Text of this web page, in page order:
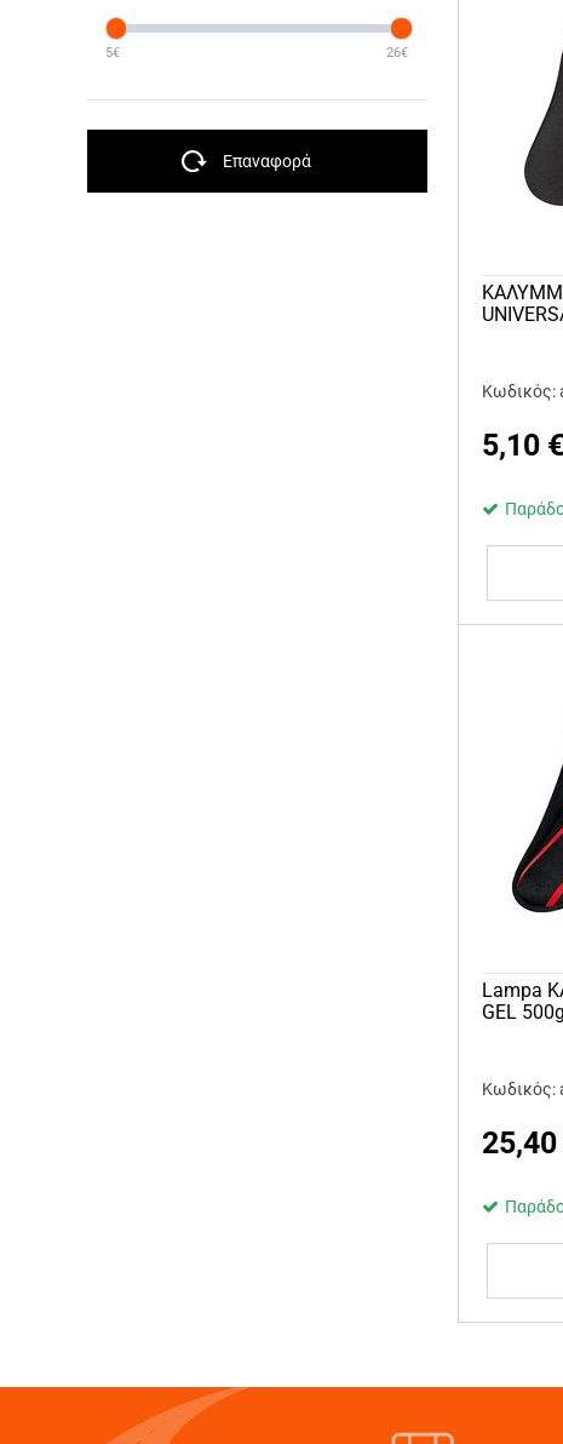
5€ 26€
Επαναφορά
Κωδικός:
5,10 €
Lampa
GEL 500g
Κωδικός:
25,40